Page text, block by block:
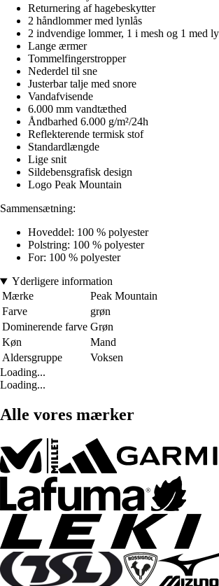
Returnering af hagebeskytter
2 håndlommer med lynlås
2 indvendige lommer, 1 i mesh og 1 med
Lange ærmer
Tommelfingerstropper
Nederdel til sne
Justerbar talje med snore
Vandafvisende
6.000 mm vandtæthed
Åndbarhed 6.000 g/m²/24h
Reflekterende termisk stof
Standardlængde
Lige snit
Sildebensgrafisk design
Logo Peak Mountain
Sammensætning:
Hoveddel: 100 % polyester
Polstring: 100 % polyester
For: 100 % polyester
Yderligere information
Mærke
Peak Mountain
Farve
grøn
Dominerende farve Grøn
Køn
Mand
Aldersgruppe
Voksen
Loading...
Loading...
Alle vores mærker